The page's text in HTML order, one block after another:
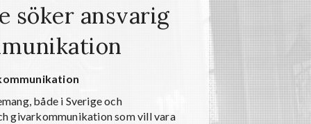
söker ansvarig
både i Sverige och
givarkommunikation som vill vara